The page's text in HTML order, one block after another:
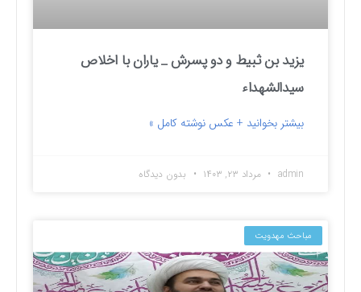
یزید بن ثبیط و دو پسرش _ یاران با اخلاص
سیدالشهداء
بیشتر بخوانید + عکس نوشته کامل »
admin مرداد ۲۳, ۱۴۰۳ بدون دیدگاه
مباحث مهدویت